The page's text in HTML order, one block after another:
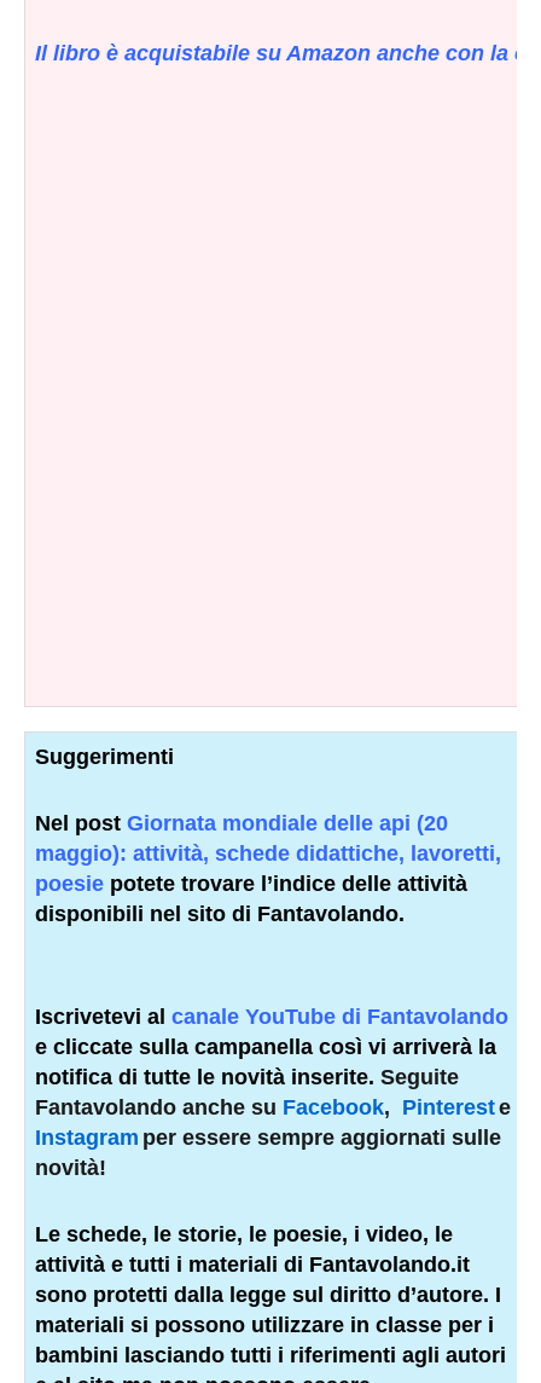
Il libro è acquistabile su Amazon anche con la
Suggerimenti
Nel post Giornata mondiale delle api (20
maggio): attività, schede didattiche, lavoretti,
poesie potete trovare l’indice delle attività
disponibili nel sito di Fantavolando.
Iscrivetevi al canale YouTube di Fantavolando
e cliccate sulla campanella così vi arriverà la
notifica di tutte le novità inserite. Seguite
Fantavolando anche su Facebook, Pintereste
Instagram per essere sempre aggiornati sulle
novità!
Le schede, le storie, le poesie, i video, le
attività e tutti i materiali di Fantavolando.it
sono protetti dalla legge sul diritto d’autore. I
materiali si possono utilizzare in classe per i
bambini lasciando tutti i riferimenti agli autori